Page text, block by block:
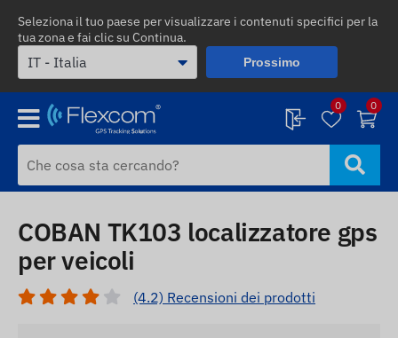
Seleziona il tuo paese per visualizzare i contenuti specifici per la
tua zona e fai clic su Continua.
Prossimo
0 0
COBAN TK103 localizzatore gps
per veicoli
(4.2) Recensioni dei prodotti